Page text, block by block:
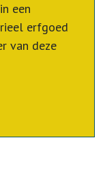
een
erfgoed
van deze